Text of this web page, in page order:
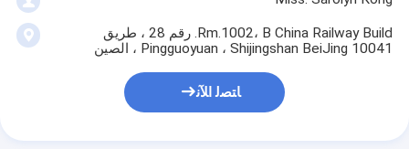
Rm.1002، B China Railway Build. رقم 28 ، طريق
Pingguoyuan ، Shijingshan BeiJing 10041 ، الصين
ﺎﺘﺼﻟ ﺍﻶﻧ